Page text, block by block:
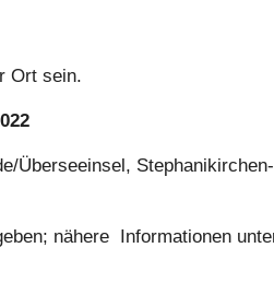
Ort sein.
­Über­see­insel, Ste­pha­nikir­chen­
nähere Infor­ma­tio­nen